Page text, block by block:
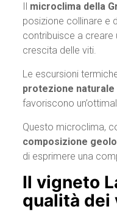
Il microclima della
posizione collinare e
contribuisce a creare
crescita delle viti.
Le escursioni
protezione naturale
favoriscono
Questo microclima,
composizione
di esprimere una
Il vigneto
qualità dei